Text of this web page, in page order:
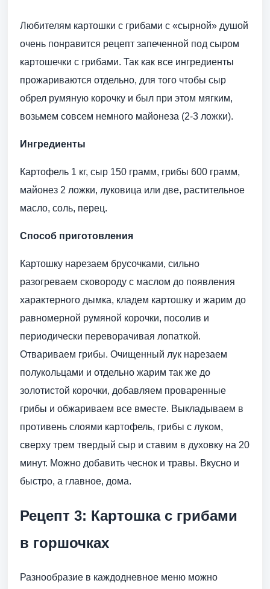
Любителям картошки с грибами с «сырной» душой
очень понравится рецепт запеченной под сыром
картошечки с грибами. Так как все ингредиенты
прожариваются отдельно, для того чтобы сыр
обрел румяную корочку и был при этом мягким,
возьмем совсем немного майонеза (2-3 ложки).
Ингредиенты
Картофель 1 кг, сыр 150 грамм, грибы 600 грамм,
майонез 2 ложки, луковица или две, растительное
масло, соль, перец.
Способ приготовления
Картошку нарезаем брусочками, сильно
разогреваем сковороду с маслом до появления
характерного дымка, кладем картошку и жарим до
равномерной румяной корочки, посолив и
периодически переворачивая лопаткой.
Отвариваем грибы. Очищенный лук нарезаем
полукольцами и отдельно жарим так же до
золотистой корочки, добавляем проваренные
грибы и обжариваем все вместе. Выкладываем в
противень слоями картофель, грибы с луком,
сверху трем твердый сыр и ставим в духовку на 20
минут. Можно добавить чеснок и травы. Вкусно и
быстро, а главное, дома.
Рецепт 3: Картошка с грибами
в горшочках
Разнообразие в каждодневное меню можно